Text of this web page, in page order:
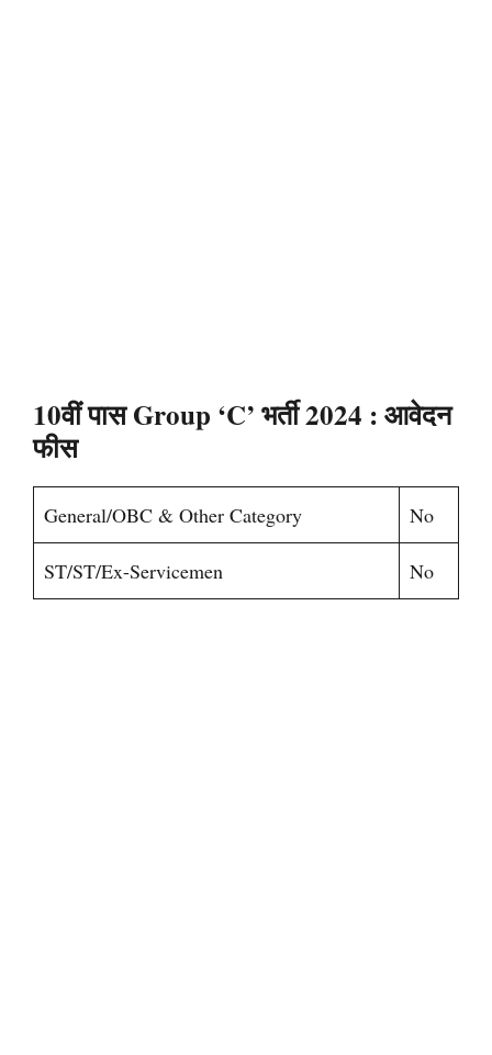
10वीं पास Group ‘C’ भर्ती 2024 : आवेदन
फीस
General/OBC & Other Category No
ST/ST/Ex-Servicemen No